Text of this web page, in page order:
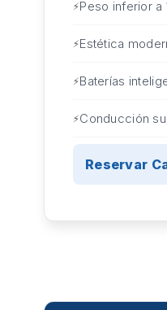
Peso inferior a
Estética
Baterías
Conducción
Reservar